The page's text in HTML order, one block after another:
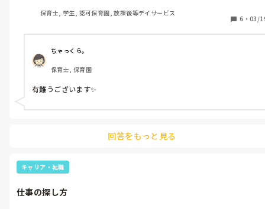
私は子どもにも理由があり、楽しい遊びを提供できない保育士側
の課題もあるし発達特性の子は多動がゆえ体を動かさないと感覚
が入らないためやっていると感じます。
いきなり叱ることにモヤモヤし、上司等に最近イライラしていま
す。
保育中イライラした時どうやって冷静になりますか？
本当に無理な時はトイレでリセットしていますが、かんたんにイ
ライラ解消があれば教えてください。
保育士, 学生, 認可保育園, 放課後等デイサービス
6 ・ 03/
ちゃっくら。
保育士, 保育園
有難うございます✨️
回答をもっと見る
キャリア・転職
仕事の探し方